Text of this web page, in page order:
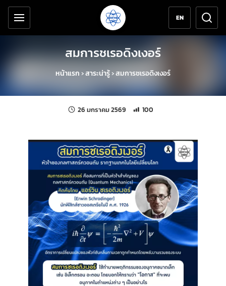
ข้ามไปยังเนื้อหาหลัก
เครื่องมือช่วยเหลือ
EN
สมการชเรอดิงเงอร์
หน้าแรก›สาระน่ารู้›สมการชเรอดิงเงอร์
26 มกราคม 2569 แก้ไขล่าสุดเมื่อ:
จำนวนการเข้าชม 100 ครั้ง
100